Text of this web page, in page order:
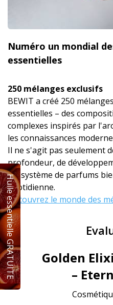
Numéro un mondial
essentielles
250 mélanges exclusifs
BEWIT a créé 250
essentielles – des
complexes inspirés par
les connaissances
Il ne s'agit pas seulement
profondeur, de
écosystème de parfums
quotidienne.
Découvrez le monde des
Golden
–
Huile essentielle GRATUITE